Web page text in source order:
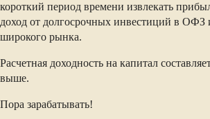
короткий период времени извлекать
доход от долгосрочных инвестиций в ОФЗ
широкого рынка.
Расчетная доходность на капитал
выше.
Пора зарабатывать!